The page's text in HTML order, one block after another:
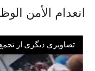
انعدام الأمن
تصاویری دیگری از